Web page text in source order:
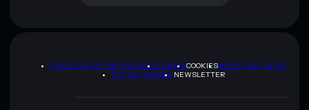
POLÍTICA DE PRIVACIDADTERMSCOOKIESMAPA DEL SITIO
KIT DE MARCA NEWSLETTER